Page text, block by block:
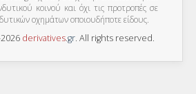
κοινού και όχι τις προτροπές σε
οχημάτων οποιουδήποτε είδους.
derivatives.gr. All rights reserved.